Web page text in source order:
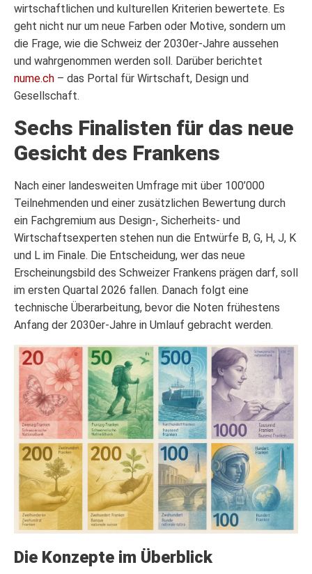
wirtschaftlichen und kulturellen Kriterien bewertete. Es
geht nicht nur um neue Farben oder Motive, sondern um
die Frage, wie die Schweiz der 2030er-Jahre aussehen
und wahrgenommen werden soll. Darüber berichtet
nume.ch – das Portal für Wirtschaft, Design und
Gesellschaft.
Sechs Finalisten für das neue
Gesicht des Frankens
Nach einer landesweiten Umfrage mit über 100’000
Teilnehmenden und einer zusätzlichen Bewertung durch
ein Fachgremium aus Design-, Sicherheits- und
Wirtschaftsexperten stehen nun die Entwürfe B, G, H, J, K
und L im Finale. Die Entscheidung, wer das neue
Erscheinungsbild des Schweizer Frankens prägen darf, soll
im ersten Quartal 2026 fallen. Danach folgt eine
technische Überarbeitung, bevor die Noten frühestens
Anfang der 2030er-Jahre in Umlauf gebracht werden.
Die Konzepte im Überblick